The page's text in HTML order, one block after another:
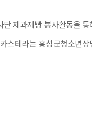
단 제과제빵 봉사활동을
스테라는 홍성군청소년